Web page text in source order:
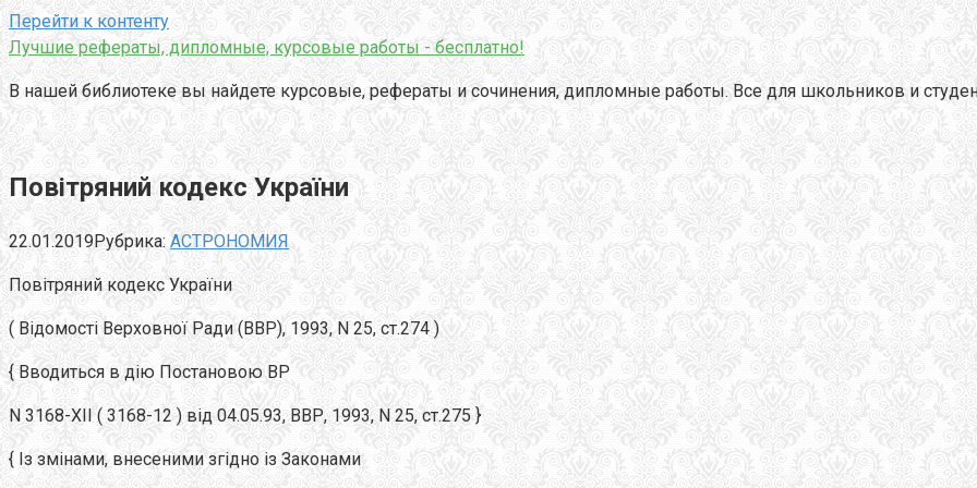
Перейти к контенту
Лучшие рефераты, дипломные, курсовые работы - бесплатно!
В нашей библиотеке вы найдете курсовые, рефераты и сочинения, дипломные работы. Все для школьников и
Повітряний кодекс України
22.01.2019Рубрика: АСТРОНОМИЯ
Повітряний кодекс України
( Відомості Верховної Ради (ВВР), 1993, N 25, ст.274 )
{ Вводиться в дію Постановою ВР
N 3168-XII ( 3168-12 ) від 04.05.93, ВВР, 1993, N 25, ст.275 }
{ Із змінами, внесеними згідно із Законами